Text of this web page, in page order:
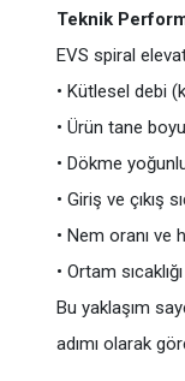
Teknik
EVS spiral
• Kütlesel debi
• Ürün tane
• Dökme
• Giriş ve çıkış
• Nem oranı ve
• Ortam
Bu yaklaşım
adımı olarak